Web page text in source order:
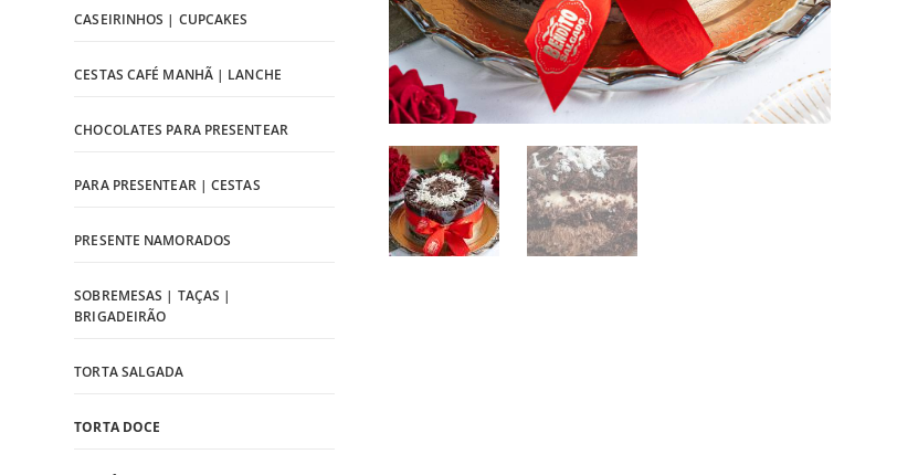
CASEIRINHOS | CUPCAKES
CESTAS CAFÉ MANHÃ | LANCHE
CHOCOLATES PARA PRESENTEAR
PARA PRESENTEAR | CESTAS
PRESENTE NAMORADOS
SOBREMESAS | TAÇAS |
BRIGADEIRÃO
TORTA SALGADA
TORTA DOCE